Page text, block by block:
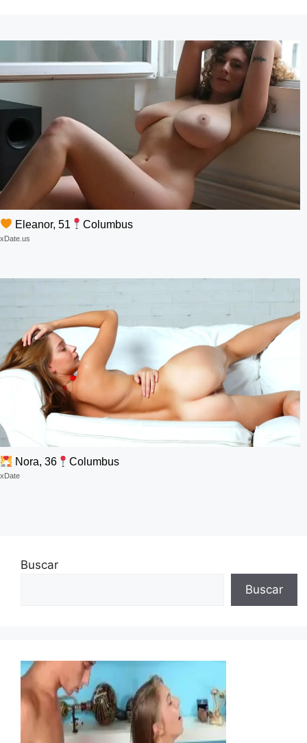
Eleanor, 51 Columbus
xDate.us
Nora, 36 Columbus
xDate
Buscar
Buscar